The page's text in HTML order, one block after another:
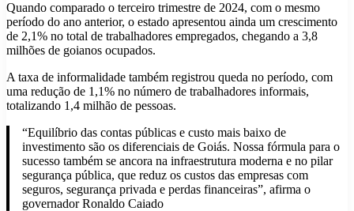
Quando comparado o terceiro trimestre de 2024, com o mesmo
período do ano anterior, o estado apresentou ainda um crescimento
de 2,1% no total de trabalhadores empregados, chegando a 3,8
milhões de goianos ocupados.
A taxa de informalidade também registrou queda no período, com
uma redução de 1,1% no número de trabalhadores informais,
totalizando 1,4 milhão de pessoas.
“Equilíbrio das contas públicas e custo mais baixo de
investimento são os diferenciais de Goiás. Nossa fórmula para o
sucesso também se ancora na infraestrutura moderna e no pilar
segurança pública, que reduz os custos das empresas com
seguros, segurança privada e perdas financeiras”, afirma o
governador Ronaldo Caiado